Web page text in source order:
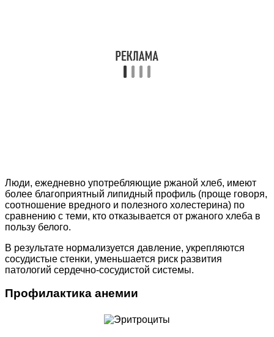
Люди, ежедневно употребляющие ржаной хлеб, имеют
более благоприятный липидный профиль (проще говоря,
соотношение вредного и полезного холестерина) по
сравнению с теми, кто отказывается от ржаного хлеба в
пользу белого.
В результате нормализуется давление, укрепляются
сосудистые стенки, уменьшается риск развития
патологий сердечно-сосудистой системы.
Профилактика анемии